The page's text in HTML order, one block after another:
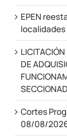
EPEN
DE
Cortes
08/08/